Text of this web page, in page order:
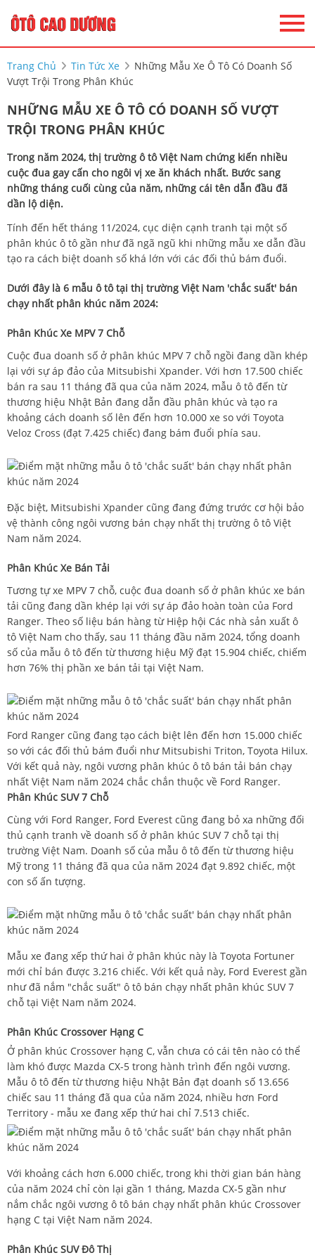
Trang Chủ Tin Tức Xe
Những Mẫu Xe Ô Tô Có Doanh Số
Vượt Trội Trong Phân Khúc
NHỮNG MẪU XE Ô TÔ CÓ DOANH SỐ VƯỢT
TRỘI TRONG PHÂN KHÚC
Trong năm 2024, thị trường ô tô Việt Nam chứng kiến nhiều
cuộc đua gay cấn cho ngôi vị xe ăn khách nhất. Bước sang
những tháng cuối cùng của năm, những cái tên dẫn đầu đã
dần lộ diện.
Tính đến hết tháng 11/2024, cục diện cạnh tranh tại một số
phân khúc ô tô gần như đã ngã ngũ khi những mẫu xe dẫn đầu
tạo ra cách biệt doanh số khá lớn với các đối thủ bám đuổi.
Dưới đây là 6 mẫu ô tô tại thị trường Việt Nam 'chắc suất' bán
chạy nhất phân khúc năm 2024:
Phân Khúc Xe MPV 7 Chỗ
Cuộc đua doanh số ở phân khúc MPV 7 chỗ ngồi đang dần khép
lại với sự áp đảo của Mitsubishi Xpander. Với hơn 17.500 chiếc
bán ra sau 11 tháng đã qua của năm 2024, mẫu ô tô đến từ
thương hiệu Nhật Bản đang dẫn đầu phân khúc và tạo ra
khoảng cách doanh số lên đến hơn 10.000 xe so với Toyota
Veloz Cross (đạt 7.425 chiếc) đang bám đuổi phía sau.
Đặc biệt, Mitsubishi Xpander cũng đang đứng trước cơ hội bảo
vệ thành công ngôi vương bán chạy nhất thị trường ô tô Việt
Nam năm 2024.
Phân Khúc Xe Bán Tải
Tương tự xe MPV 7 chỗ, cuộc đua doanh số ở phân khúc xe bán
tải cũng đang dần khép lại với sự áp đảo hoàn toàn của Ford
Ranger. Theo số liệu bán hàng từ Hiệp hội Các nhà sản xuất ô
tô Việt Nam cho thấy, sau 11 tháng đầu năm 2024, tổng doanh
số của mẫu ô tô đến từ thương hiệu Mỹ đạt 15.904 chiếc, chiếm
hơn 76% thị phần xe bán tải tại Việt Nam.
Ford Ranger cũng đang tạo cách biệt lên đến hơn 15.000 chiếc
so với các đối thủ bám đuổi như Mitsubishi Triton, Toyota Hilux.
Với kết quả này, ngôi vương phân khúc ô tô bán tải bán chạy
nhất Việt Nam năm 2024 chắc chắn thuộc về Ford Ranger.
Phân Khúc SUV 7 Chỗ
Cùng với Ford Ranger, Ford Everest cũng đang bỏ xa những đối
thủ cạnh tranh về doanh số ở phân khúc SUV 7 chỗ tại thị
trường Việt Nam. Doanh số của mẫu ô tô đến từ thương hiệu
Mỹ trong 11 tháng đã qua của năm 2024 đạt 9.892 chiếc, một
con số ấn tượng.
Mẫu xe đang xếp thứ hai ở phân khúc này là Toyota Fortuner
mới chỉ bán được 3.216 chiếc. Với kết quả này, Ford Everest gần
như đã nắm "chắc suất" ô tô bán chạy nhất phân khúc SUV 7
chỗ tại Việt Nam năm 2024.
Phân Khúc Crossover Hạng C
Ở phân khúc Crossover hạng C, vẫn chưa có cái tên nào có thể
làm khó được Mazda CX-5 trong hành trình đến ngôi vương.
Mẫu ô tô đến từ thương hiệu Nhật Bản đạt doanh số 13.656
chiếc sau 11 tháng đã qua của năm 2024, nhiều hơn Ford
Territory - mẫu xe đang xếp thứ hai chỉ 7.513 chiếc.
Với khoảng cách hơn 6.000 chiếc, trong khi thời gian bán hàng
của năm 2024 chỉ còn lại gần 1 tháng, Mazda CX-5 gần như
nắm chắc ngôi vương ô tô bán chạy nhất phân khúc Crossover
hạng C tại Việt Nam năm 2024.
Phân Khúc SUV Đô Thị